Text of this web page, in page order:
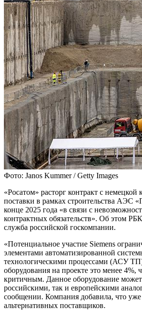
Фото: Janos Kummer / Getty Images
«Росатом» расторг контракт с немецкой
поставки в рамках строительства АЭС
конце 2025 года «в связи с
контрактных обязательств». Об этом
служба российской госкомпании.
«Потенциальное участие Siemens
элементами автоматизированной
технологическими процессами (АСУ
оборудования на проекте это менее 4%,
критичным. Данное оборудование
российскими, так и европейскими
сообщении. Компания добавила, что уже
альтернативных поставщиков.